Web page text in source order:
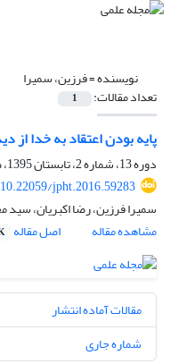
نویسنده =فرزین، سمیرا
تعداد مقالات: 1
پایه بودن اعتقاد به خدا از
دوره 13، شماره 2، تابستان 1395، صفحه
10.22059/jpht.2016.59283
سمیرا فرزین، رضا اکبریان،
مشاهده مقاله
اصل مقاله
مقالات آماده انتشار
شماره جاری